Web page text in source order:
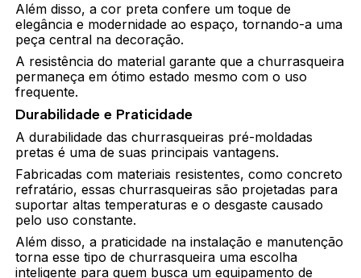
Além disso, a cor preta confere um toque de
elegância e modernidade ao espaço, tornando-a uma
peça central na decoração.
A resistência do material garante que a churrasqueira
permaneça em ótimo estado mesmo com o uso
frequente.
Durabilidade e Praticidade
A durabilidade das churrasqueiras pré-moldadas
pretas é uma de suas principais vantagens.
Fabricadas com materiais resistentes, como concreto
refratário, essas churrasqueiras são projetadas para
suportar altas temperaturas e o desgaste causado
pelo uso constante.
Além disso, a praticidade na instalação e manutenção
torna esse tipo de churrasqueira uma escolha
inteligente para quem busca um equipamento de